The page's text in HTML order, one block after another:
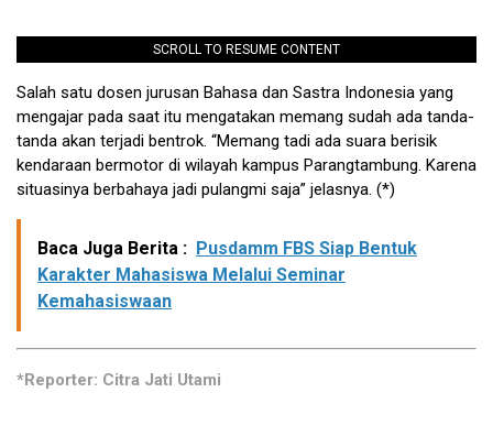
SCROLL TO RESUME CONTENT
Salah satu dosen jurusan Bahasa dan Sastra Indonesia yang
mengajar pada saat itu mengatakan memang sudah ada tanda-
tanda akan terjadi bentrok. “Memang tadi ada suara berisik
kendaraan bermotor di wilayah kampus Parangtambung. Karena
situasinya berbahaya jadi pulangmi saja” jelasnya. (*)
Baca Juga Berita : Pusdamm FBS Siap Bentuk
Karakter Mahasiswa Melalui Seminar
Kemahasiswaan
*Reporter: Citra Jati Utami